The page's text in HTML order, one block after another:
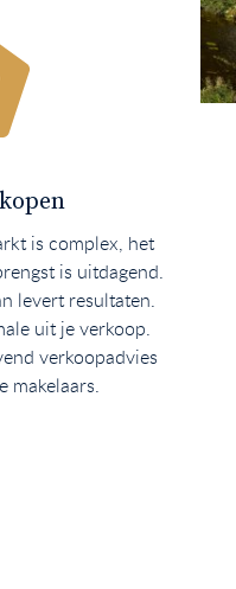
is complex, het
is uitdagend.
levert resultaten.
uit je verkoop.
verkoopadvies
makelaars.